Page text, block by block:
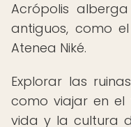
Acrópolis
antiguos, como
Atenea Niké.
Explorar las
como viajar en el
vida y la cultura